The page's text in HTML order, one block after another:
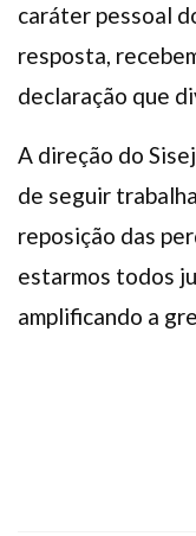
caráter pessoal
resposta,
declaração que
A direção do
de seguir
reposição das
estarmos todos
amplificando a